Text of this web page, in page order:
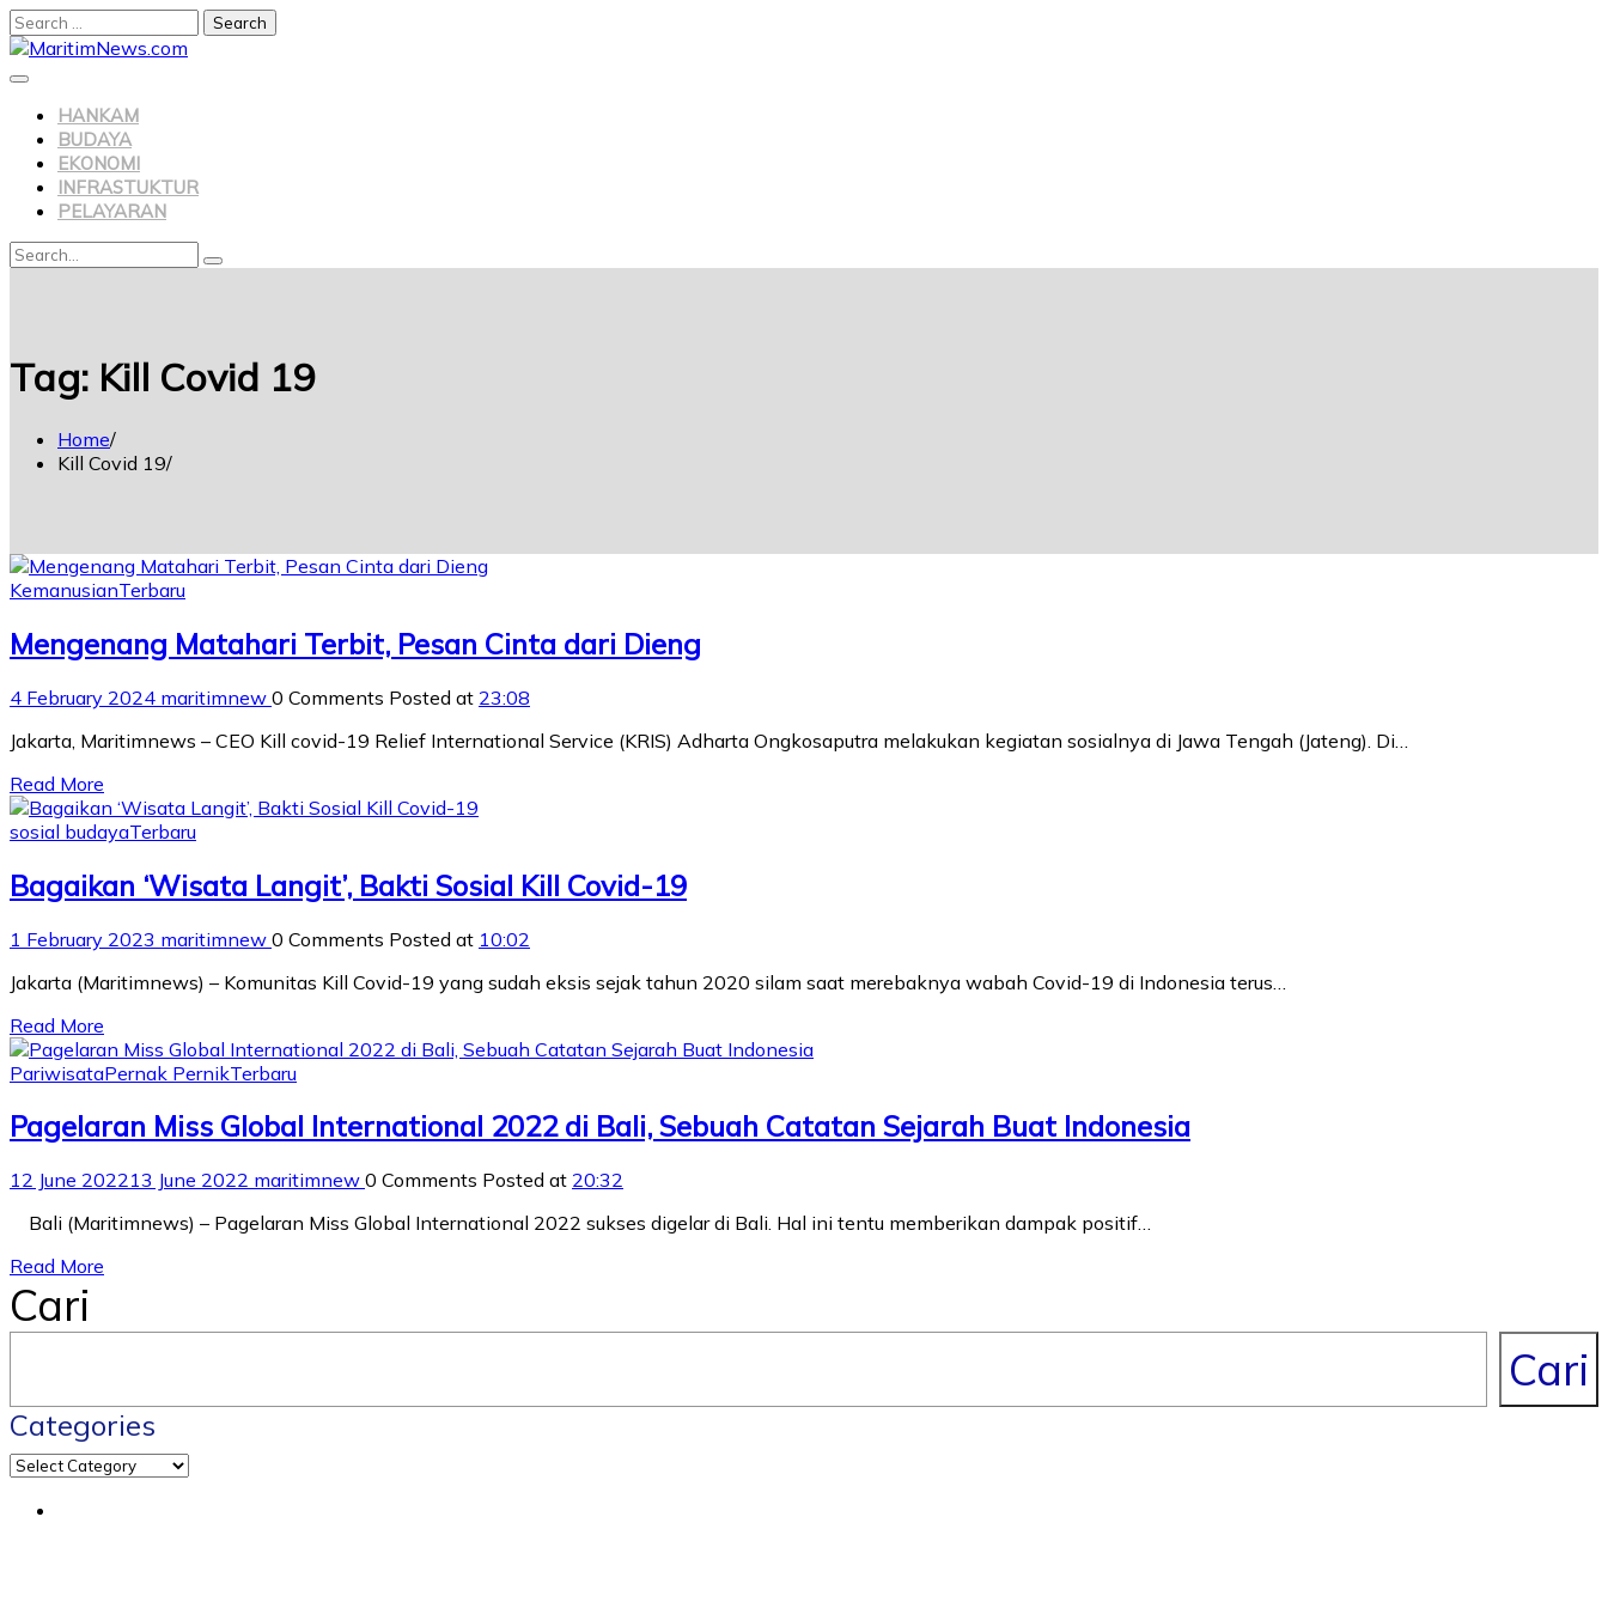
HANKAM
BUDAYA
EKONOMI
INFRASTUKTUR
PELAYARAN
Tag: Kill Covid 19
Home
Kill Covid 19
KemanusianTerbaru
Mengenang Matahari Terbit, Pesan Cinta dari Dieng
4 February 2024 maritimnew 0 Comments Posted at 23:08
Jakarta, Maritimnews – CEO Kill covid-19 Relief International Service (KRIS) Adharta Ongkosaputra melakukan kegiatan sosialnya di Jawa Tengah (Jateng). Di…
Read More
sosial budayaTerbaru
Bagaikan ‘Wisata Langit’, Bakti Sosial Kill Covid-19
1 February 2023 maritimnew 0 Comments Posted at 10:02
Jakarta (Maritimnews) – Komunitas Kill Covid-19 yang sudah eksis sejak tahun 2020 silam saat merebaknya wabah Covid-19 di Indonesia terus…
Read More
PariwisataPernak PernikTerbaru
Pagelaran Miss Global International 2022 di Bali, Sebuah Catatan Sejarah Buat Indonesia
12 June 202213 June 2022 maritimnew 0 Comments Posted at 20:32
Bali (Maritimnews) – Pagelaran Miss Global International 2022 sukses digelar di Bali. Hal ini tentu memberikan dampak positif…
Read More
Cari
Cari
Categories